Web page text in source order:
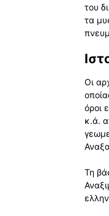
του
τα
Οι
όροι
κ.ά.
Τη